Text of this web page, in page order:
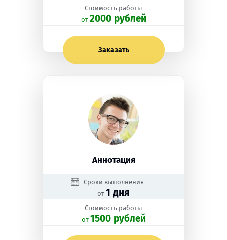
Стоимость работы
oт 2000 рублей
Заказать
Аннотация
Сроки выполнения
от 1 дня
Стоимость работы
oт 1500 рублей